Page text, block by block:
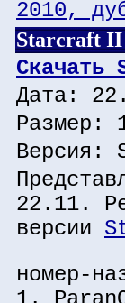
2010,
Starcraft II
Дата:
Размер:
Версия:
22.11.
версии
номер-